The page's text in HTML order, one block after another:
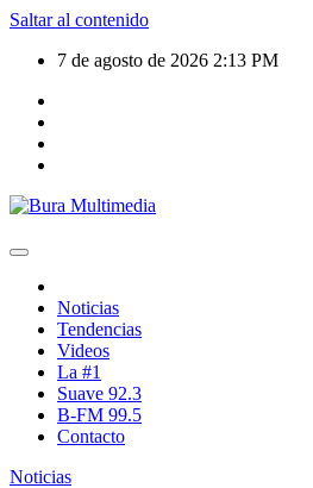
Saltar al contenido
7 de agosto de 2026 2:13 PM
Noticias
Tendencias
Videos
La #1
Suave 92.3
B-FM 99.5
Contacto
Noticias